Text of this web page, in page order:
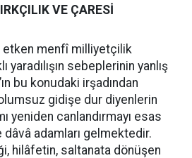
VE ÇARESİ
etken menfî milliyetçilik
yaradılışın sebeplerinin yanlış
bu konudaki irşadından
olumsuz gidişe dur diyenlerin
yeniden canlandırmayı esas
adamları gelmektedir.
hilâfetin, saltanata dönüşen